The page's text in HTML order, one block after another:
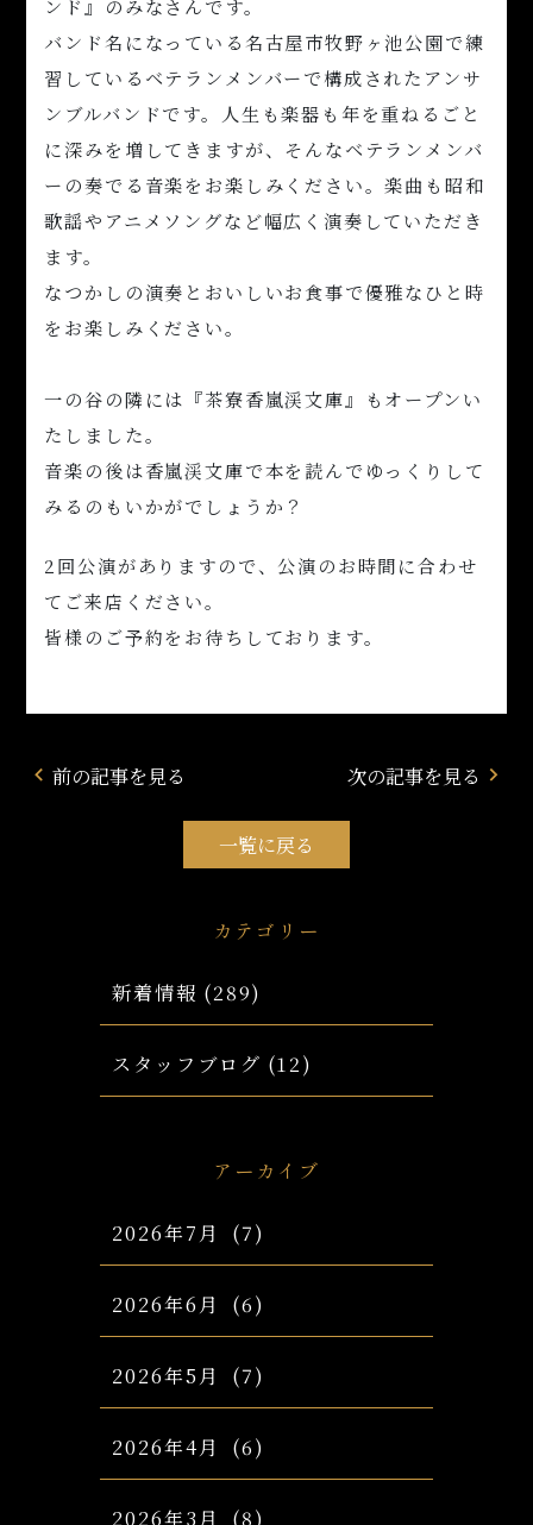
ンド』のみなさんです。
バンド名になっている名古屋市牧野ヶ池公園で練
習しているベテランメンバーで構成されたアンサ
ンブルバンドです。人生も楽器も年を重ねるごと
に深みを増してきますが、そんなベテランメンバ
ーの奏でる音楽をお楽しみください。楽曲も昭和
歌謡やアニメソングなど幅広く演奏していただき
ます。
なつかしの演奏とおいしいお食事で優雅なひと時
をお楽しみください。
一の谷の隣には『茶寮香嵐渓文庫』もオープンい
たしました。
音楽の後は香嵐渓文庫で本を読んでゆっくりして
みるのもいかがでしょうか？
2回公演がありますので、公演のお時間に合わせ
てご来店ください。
皆様のご予約をお待ちしております。
navigate_before前の記事を見る
一覧に戻る
次の記事を見る navigate_next
カテゴリー
新着情報 (289)
スタッフブログ (12)
アーカイブ
2026年7月 (7)
2026年6月 (6)
2026年5月 (7)
2026年4月 (6)
2026年3月 (8)